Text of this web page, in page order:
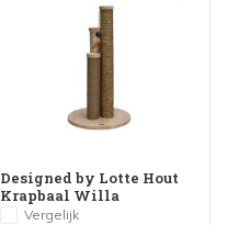
Designed by Lotte Hout
Krapbaal Willa
Vergelijk